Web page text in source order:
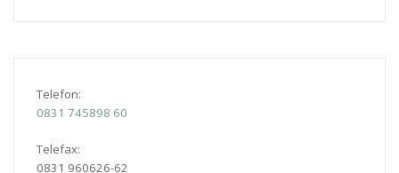
Telefon:
0831 745898 60
Telefax:
0831 960626-62